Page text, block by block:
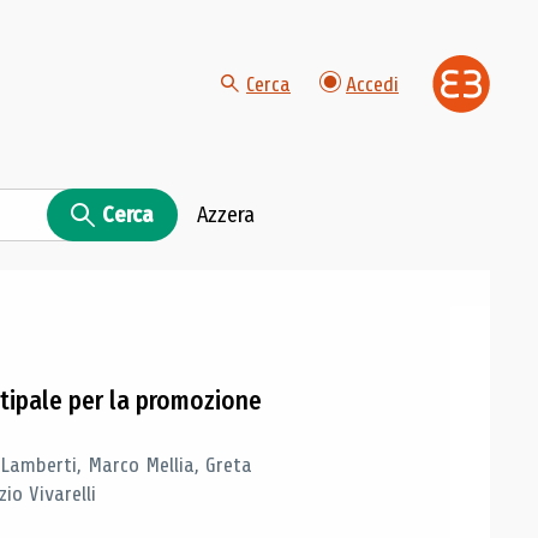
Cerca Accedi
Cerca Azzera
per la promozione
Marco Mellia, Greta
Vivarelli